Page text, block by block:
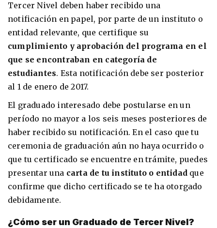
Tercer Nivel deben haber recibido una
notificación en papel, por parte de un instituto o
entidad relevante, que certifique su
cumplimiento y aprobación del programa en el
que se encontraban en categoría de
estudiantes. Esta notificación debe ser posterior
al 1 de enero de 2017.
El graduado interesado debe postularse en un
período no mayor a los seis meses posteriores de
haber recibido su notificación. En el caso que tu
ceremonia de graduación aún no haya ocurrido o
que tu certificado se encuentre en trámite, puedes
presentar una carta de tu instituto o entidad que
confirme que dicho certificado se te ha otorgado
debidamente.
¿Cómo ser un Graduado de Tercer Nivel?